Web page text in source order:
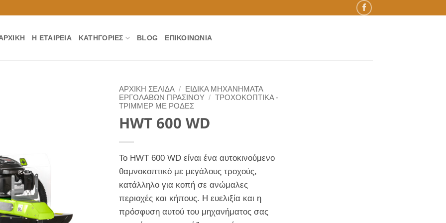
Η ΕΤΑΙΡΕΊΑ ΚΑΤΗΓΟΡΊΕΣ BLOG ΕΠΙΚΟΙΝΩΝΊΑ
ΑΡΧΙΚΉ ΣΕΛΊΔΑ /
ΕΙΔΙΚΑ ΜΗΧΑΝΗΜΑΤΑ
ΕΡΓΟΛΑΒΩΝ ΠΡΑΣΙΝΟΥ / ΤΡΟΧΟΚΟΠΤΙΚΑ -
ΤΡΙΜΜΕΡ ΜΕ ΡΟΔΕΣ
HWT 600 WD
Το HWT 600 WD είναι ένα αυτοκινούμενο
θαμνοκοπτικό με μεγάλους τροχούς,
κατάλληλο για κοπή σε ανώμαλες
περιοχές και κήπους. Η ευελιξία και η
πρόσφυση αυτού του μηχανήματος σας